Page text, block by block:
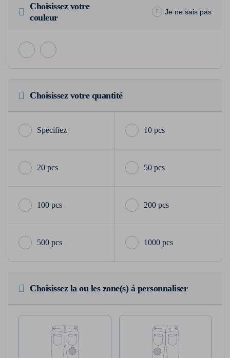
Choisissez votre
couleur
Je ne sais pas
Choisissez votre quantité
10 pcs
20 pcs 50 pcs
100 pcs 200 pcs
500 pcs 1000 pcs
Choisissez la ou les zone(s) à personnaliser